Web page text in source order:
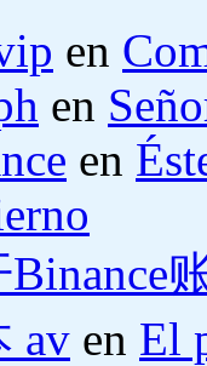
en
en
en
av en El